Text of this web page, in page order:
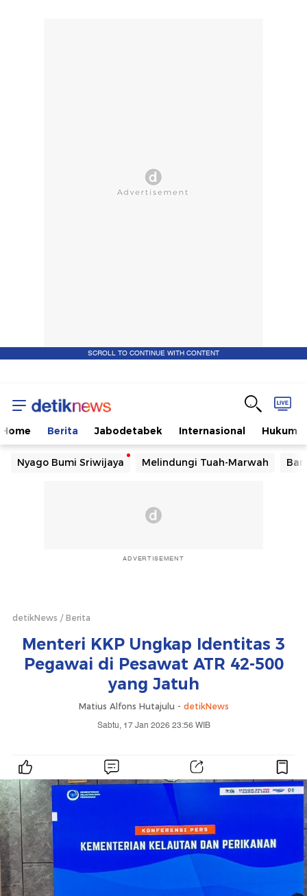
SCROLL TO CONTINUE WITH CONTENT
Home Berita Jabodetabek Internasional Hukum
Nyago Bumi Sriwijaya Melindungi Tuah-Marwah
ADVERTISEMENT
detikNews Berita
Menteri KKP Ungkap Identitas 3
Pegawai di Pesawat ATR 42-500
yang Jatuh
Matius Alfons Hutajulu - detikNews
Sabtu, 17 Jan 2026 23:56 WIB